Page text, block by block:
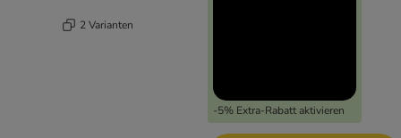
2 Varianten
-5% Extra-Rabatt aktivieren